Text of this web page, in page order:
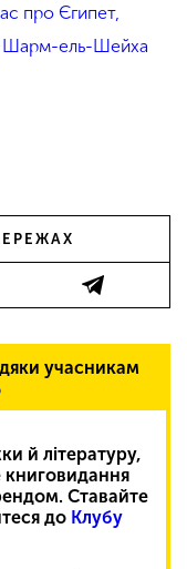
про Єгипет,
Шарм-ель-Шейха
учасникам
й літературу,
книговидання
Ставайте
до Клубу